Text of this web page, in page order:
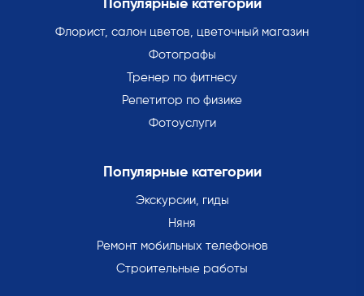
Популярные категории
Флорист, салон цветов, цветочный магазин
Фотографы
Тренер по фитнесу
Репетитор по физике
Фотоуслуги
Популярные категории
Экскурсии, гиды
Няня
Ремонт мобильных телефонов
Строительные работы